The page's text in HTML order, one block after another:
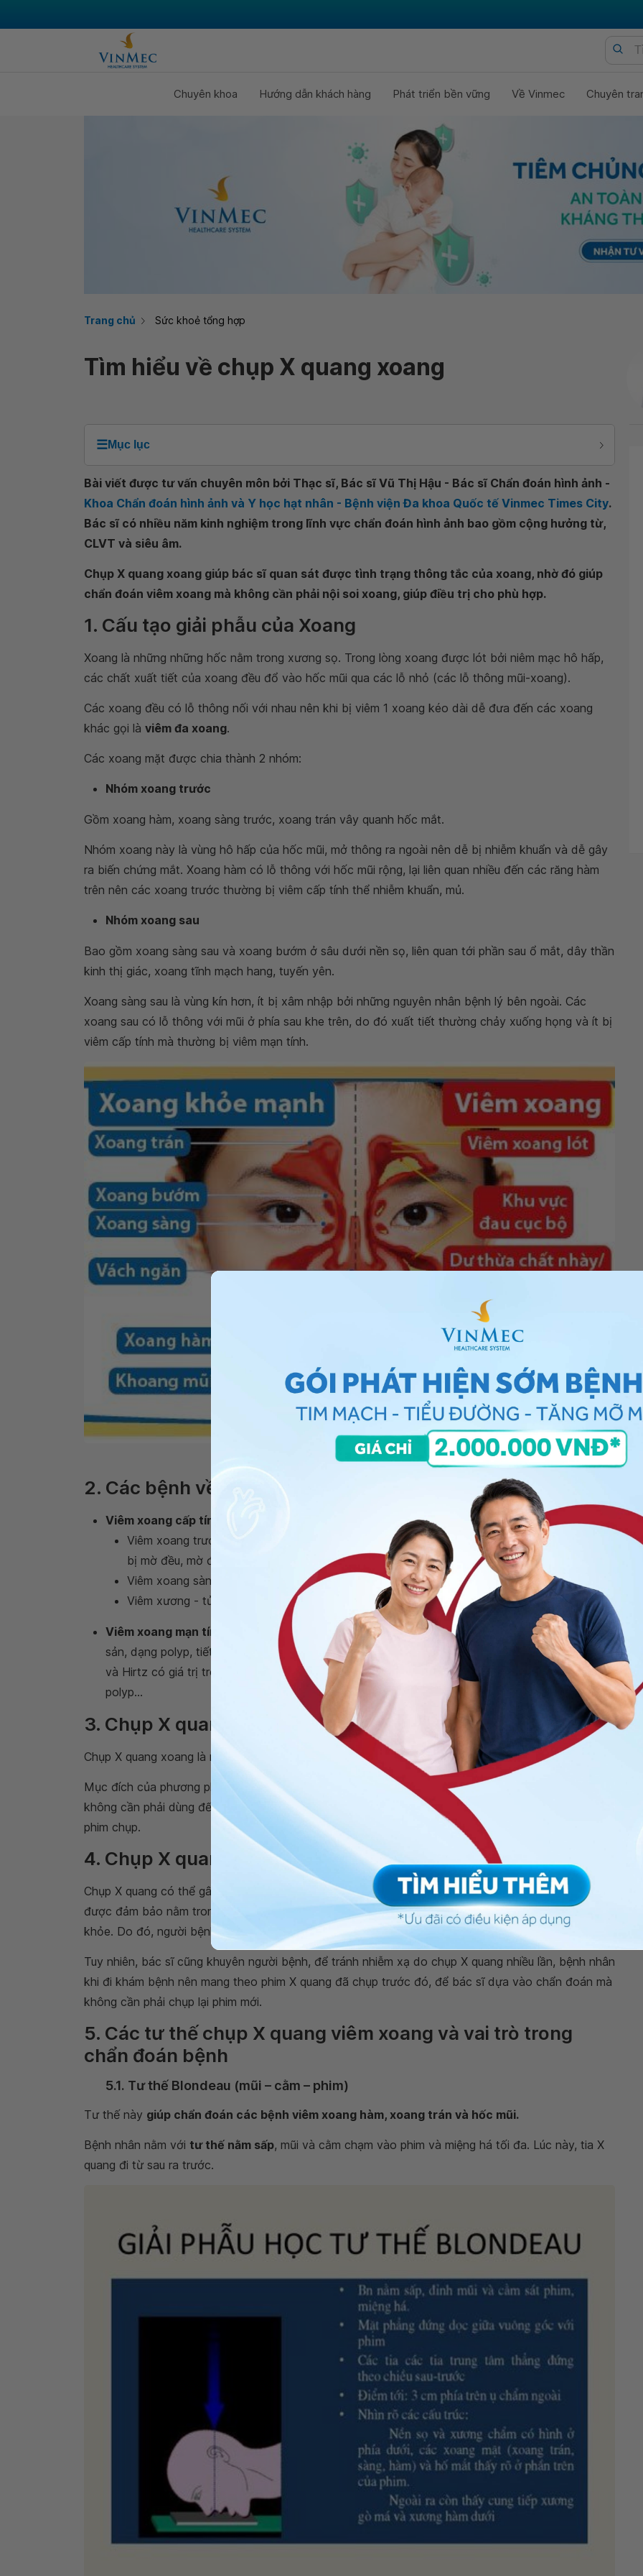
Chuyên khoa Hướng dẫn khách hàng Phát triển bền vững Về Vinmec Chuyên
Trang chủ Sức khoẻ tổng hợp
Tìm hiểu về chụp X quang xoang
☰Mục lục
Bài viết được tư vấn chuyên môn bởi Thạc sĩ, Bác sĩ Vũ Thị Hậu - Bác sĩ Chẩn đoán hình ảnh -
Khoa Chẩn đoán hình ảnh và Y học hạt nhân - Bệnh viện Đa khoa Quốc tế Vinmec Times City.
Bác sĩ có nhiều năm kinh nghiệm trong lĩnh vực chẩn đoán hình ảnh bao gồm cộng hưởng từ,
CLVT và siêu âm.
Chụp X quang xoang giúp bác sĩ quan sát được tình trạng thông tắc của xoang, nhờ đó giúp
chẩn đoán viêm xoang mà không cần phải nội soi xoang, giúp điều trị cho phù hợp.
1. Cấu tạo giải phẫu của Xoang
Xoang là những những hốc nằm trong xương sọ. Trong lòng xoang được lót bởi niêm mạc hô hấp,
các chất xuất tiết của xoang đều đổ vào hốc mũi qua các lỗ nhỏ (các lỗ thông mũi-xoang).
Các xoang đều có lỗ thông nối với nhau nên khi bị viêm 1 xoang kéo dài dễ đưa đến các xoang
khác gọi là viêm đa xoang.
Các xoang mặt được chia thành 2 nhóm:
Nhóm xoang trước
Gồm xoang hàm, xoang sàng trước, xoang trán vây quanh hốc mắt.
Nhóm xoang này là vùng hô hấp của hốc mũi, mở thông ra ngoài nên dễ bị nhiễm khuẩn và dễ gây
ra biến chứng mắt. Xoang hàm có lỗ thông với hốc mũi rộng, lại liên quan nhiều đến các răng hàm
trên nên các xoang trước thường bị viêm cấp tính thể nhiễm khuẩn, mủ.
Nhóm xoang sau
Bao gồm xoang sàng sau và xoang bướm ở sâu dưới nền sọ, liên quan tới phần sau ổ mắt, dây thần
kinh thị giác, xoang tĩnh mạch hang, tuyến yên.
Xoang sàng sau là vùng kín hơn, ít bị xâm nhập bởi những nguyên nhân bệnh lý bên ngoài. Các
xoang sau có lỗ thông với mũi ở phía sau khe trên, do đó xuất tiết thường chảy xuống họng và ít bị
viêm cấp tính mà thường bị viêm mạn tính.
Cấu tạo giải phẫu của Xoang
2. Các bệnh về xoang thường gặp
Viêm xoang cấp tính
Viêm xoang trước cấp tính. Trên phim X quang chụp theo tư thế Blondeau thấy xoang
bị mờ đều, mờ đặc hay có vùng đặc phía dưới.
Viêm xoang sàng cấp tính ở trẻ em.
Viêm xương - tủy hàm trên (giả dạng viêm xoang hàm cấp tính).
Viêm xoang mạn tính
: Là do sự biến đổi không hồi phục của niêm mạc xoang, gây nên loạn
sản, dạng polyp, tiết dịch, tiết nhầy hoặc viêm mủ. Trên phim X quang theo tư thế Blondeau
và Hirtz có giá trị trong chẩn đoán xác định: hình xoang mờ đều hoặc hình vòng cung, hình
polyp...
3. Chụp X quang xoang để làm gì?
Chụp X quang xoang là một kỹ thuật chẩn đoán hình ảnh đã được sử dụng từ lâu.
Mục đích của phương pháp này là giúp bác sĩ quan sát tình trạng bên trong các hốc xoang mà
không cần phải dùng đến biện pháp mổ, nhờ đó giúp chẩn đoán chính xác loại viêm xoang dựa vào
phim chụp.
4. Chụp X quang xoang có tác hại gì không?
Chụp X quang có thể gây nhiễm xạ cho cơ thể nhưng liều chẩn đoán của một lần chụp X quang
được đảm bảo nằm trong giới hạn an toàn và hầu hết không gây ảnh hưởng gì đáng kể cho sức
khỏe. Do đó, người bệnh cũng không cần lo lắng về nguy cơ mắc bệnh ung thư do nhiễm xạ.
Tuy nhiên, bác sĩ cũng khuyên người bệnh, để tránh nhiễm xạ do chụp X quang nhiều lần, bệnh nhân
khi đi khám bệnh nên mang theo phim X quang đã chụp trước đó, để bác sĩ dựa vào chẩn đoán mà
không cần phải chụp lại phim mới.
5. Các tư thế chụp X quang viêm xoang và vai trò trong
chẩn đoán bệnh
5.1. Tư thế Blondeau (mũi – cằm – phim)
Tư thế này giúp chẩn đoán các bệnh viêm xoang hàm, xoang trán và hốc mũi.
Bệnh nhân nằm với tư thế nằm sấp, mũi và cằm chạm vào phim và miệng há tối đa. Lúc này, tia X
quang đi từ sau ra trước.